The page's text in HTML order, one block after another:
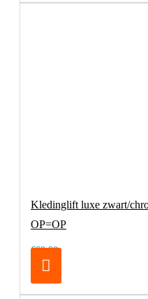
Kledinglift luxe zwart/
OP=OP
€69,00